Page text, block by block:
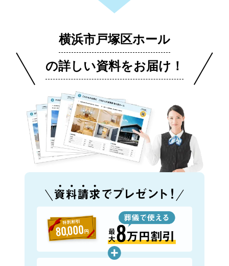
横浜市戸塚区ホール
の詳しい資料をお届け！